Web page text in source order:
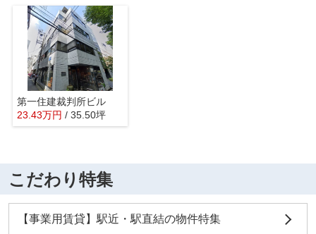
第一住建裁判所ビル
23.43万円 / 35.50坪
こだわり特集
【事業用賃貸】駅近・駅直結の物件特集